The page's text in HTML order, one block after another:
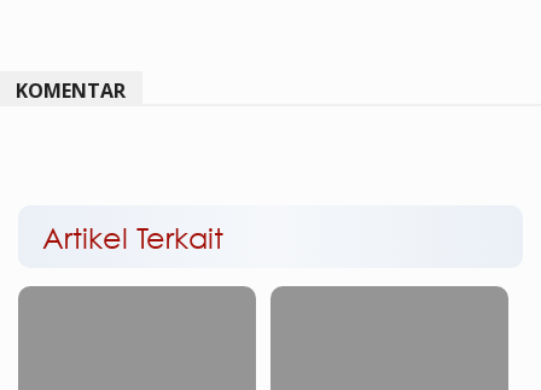
KOMENTAR
Artikel Terkait